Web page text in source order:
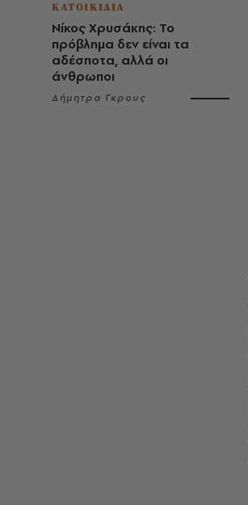
ΚΑΤΟΙΚΙΔΙΑ
Νίκος Χρυσάκης: Το
πρόβλημα δεν είναι τα
αδέσποτα, αλλά οι
άνθρωποι
Δήμητρα Γκρους